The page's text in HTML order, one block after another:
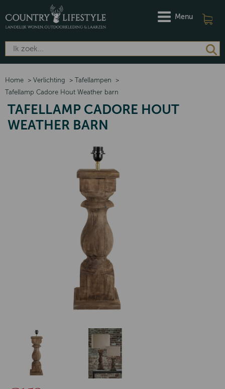
Menu
Home > Verlichting > Tafellampen
>
Tafellamp Cadore Hout Weather barn
TAFELLAMP CADORE HOUT
WEATHER BARN